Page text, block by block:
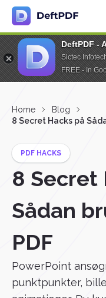
DeftPDF -
Sictec
FREE - In
Home
Blog
8 Secret Hacks på
PDF HACKS
8 Secret
Sådan
PDF
PowerPoint
punktpunkter,